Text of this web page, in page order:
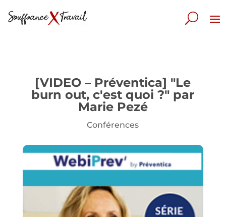
[VIDEO – Préventica] "Le
burn out, c'est quoi ?" par
Marie Pezé
Conférences